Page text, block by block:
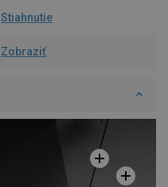
Stiahnutie
Zobraziť